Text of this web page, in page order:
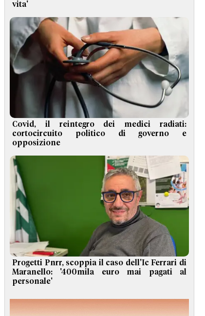
vita'
Covid, il reintegro dei medici radiati:
cortocircuito politico di governo e
opposizione
Progetti Pnrr, scoppia il caso dell'Ic Ferrari di
Maranello: '400mila euro mai pagati al
personale'